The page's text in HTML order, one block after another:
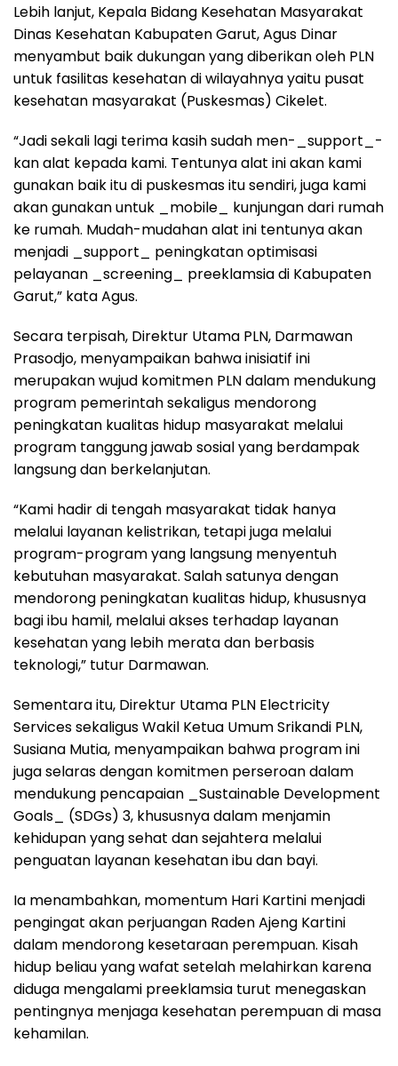
Lebih lanjut, Kepala Bidang Kesehatan Masyarakat
Dinas Kesehatan Kabupaten Garut, Agus Dinar
menyambut baik dukungan yang diberikan oleh PLN
untuk fasilitas kesehatan di wilayahnya yaitu pusat
kesehatan masyarakat (Puskesmas) Cikelet.
“Jadi sekali lagi terima kasih sudah men-_support_-
kan alat kepada kami. Tentunya alat ini akan kami
gunakan baik itu di puskesmas itu sendiri, juga kami
akan gunakan untuk _mobile_ kunjungan dari rumah
ke rumah. Mudah-mudahan alat ini tentunya akan
menjadi _support_ peningkatan optimisasi
pelayanan _screening_ preeklamsia di Kabupaten
Garut,” kata Agus.
Secara terpisah, Direktur Utama PLN, Darmawan
Prasodjo, menyampaikan bahwa inisiatif ini
merupakan wujud komitmen PLN dalam mendukung
program pemerintah sekaligus mendorong
peningkatan kualitas hidup masyarakat melalui
program tanggung jawab sosial yang berdampak
langsung dan berkelanjutan.
“Kami hadir di tengah masyarakat tidak hanya
melalui layanan kelistrikan, tetapi juga melalui
program-program yang langsung menyentuh
kebutuhan masyarakat. Salah satunya dengan
mendorong peningkatan kualitas hidup, khususnya
bagi ibu hamil, melalui akses terhadap layanan
kesehatan yang lebih merata dan berbasis
teknologi,” tutur Darmawan.
Sementara itu, Direktur Utama PLN Electricity
Services sekaligus Wakil Ketua Umum Srikandi PLN,
Susiana Mutia, menyampaikan bahwa program ini
juga selaras dengan komitmen perseroan dalam
mendukung pencapaian _Sustainable Development
Goals_ (SDGs) 3, khususnya dalam menjamin
kehidupan yang sehat dan sejahtera melalui
penguatan layanan kesehatan ibu dan bayi.
Ia menambahkan, momentum Hari Kartini menjadi
pengingat akan perjuangan Raden Ajeng Kartini
dalam mendorong kesetaraan perempuan. Kisah
hidup beliau yang wafat setelah melahirkan karena
diduga mengalami preeklamsia turut menegaskan
pentingnya menjaga kesehatan perempuan di masa
kehamilan.